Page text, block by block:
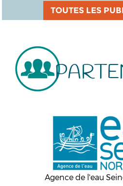
TOUTES LES
Agence de l'eau